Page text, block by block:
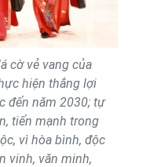
cờ vẻ vang của
hiện thắng lợi
đến năm 2030; tự
tiến mạnh trong
vì hòa bình, độc
vinh, văn minh,